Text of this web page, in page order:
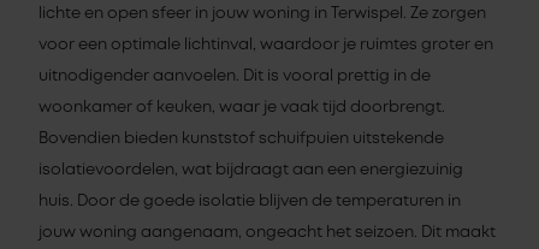
lichte en open sfeer in jouw woning in Terwispel. Ze zorgen
voor een optimale lichtinval, waardoor je ruimtes groter en
uitnodigender aanvoelen. Dit is vooral prettig in de
woonkamer of keuken, waar je vaak tijd doorbrengt.
Bovendien bieden kunststof schuifpuien uitstekende
isolatievoordelen, wat bijdraagt aan een energiezuinig
huis. Door de goede isolatie blijven de temperaturen in
jouw woning aangenaam, ongeacht het seizoen. Dit maakt